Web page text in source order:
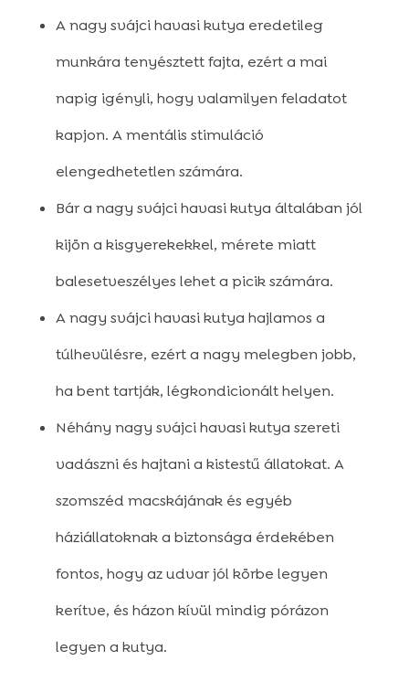
A nagy svájci havasi kutya eredetileg
munkára tenyésztett fajta, ezért a mai
napig igényli, hogy valamilyen feladatot
kapjon. A mentális stimuláció
elengedhetetlen számára.
Bár a nagy svájci havasi kutya általában jól
kijön a kisgyerekekkel, mérete miatt
balesetveszélyes lehet a picik számára.
A nagy svájci havasi kutya hajlamos a
túlhevülésre, ezért a nagy melegben jobb,
ha bent tartják, légkondicionált helyen.
Néhány nagy svájci havasi kutya szereti
vadászni és hajtani a kistestű állatokat. A
szomszéd macskájának és egyéb
háziállatoknak a biztonsága érdekében
fontos, hogy az udvar jól körbe legyen
kerítve, és házon kívül mindig pórázon
legyen a kutya.